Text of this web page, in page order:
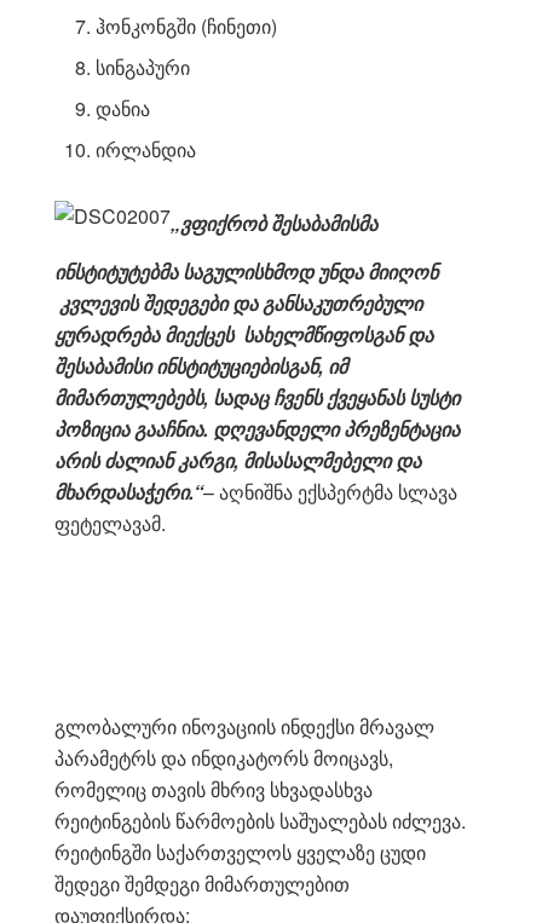
ჰონკონგში (ჩინეთი)
სინგაპური
დანია
ირლანდია
„ვფიქრობ შესაბამისმა
ინსტიტუტებმა საგულისხმოდ უნდა მიიღონ
კვლევის შედეგები და განსაკუთრებული
ყურადრება მიექცეს სახელმწიფოსგან და
შესაბამისი ინსტიტუციებისგან, იმ
მიმართულებებს, სადაც ჩვენს ქვეყანას სუსტი
პოზიცია გააჩნია. დღევანდელი პრეზენტაცია
არის ძალიან კარგი, მისასალმებელი და
მხარდასაჭერი.“– აღნიშნა ექსპერტმა სლავა
ფეტელავამ.
გლობალური ინოვაციის ინდექსი მრავალ
პარამეტრს და ინდიკატორს მოიცავს,
რომელიც თავის მხრივ სხვადასხვა
რეიტინგების წარმოების საშუალებას იძლევა.
რეიტინგში საქართველოს ყველაზე ცუდი
შედეგი შემდეგი მიმართულებით
დაუფიქსირდა: